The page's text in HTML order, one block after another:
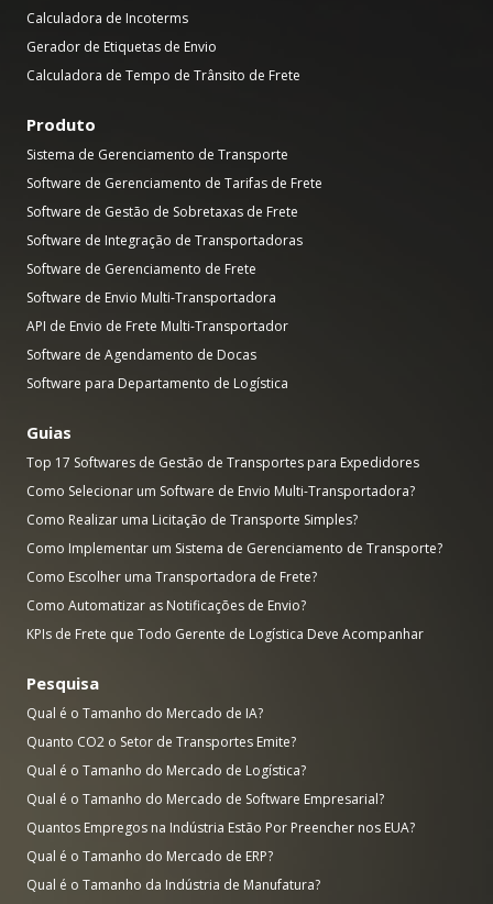
Calculadora de Incoterms
Gerador de Etiquetas de Envio
Calculadora de Tempo de Trânsito de Frete
Produto
Sistema de Gerenciamento de Transporte
Software de Gerenciamento de Tarifas de Frete
Software de Gestão de Sobretaxas de Frete
Software de Integração de Transportadoras
Software de Gerenciamento de Frete
Software de Envio Multi-Transportadora
API de Envio de Frete Multi-Transportador
Software de Agendamento de Docas
Software para Departamento de Logística
Guias
Top 17 Softwares de Gestão de Transportes para Expedidores
Como Selecionar um Software de Envio Multi-Transportadora?
Como Realizar uma Licitação de Transporte Simples?
Como Implementar um Sistema de Gerenciamento de Transporte?
Como Escolher uma Transportadora de Frete?
Como Automatizar as Notificações de Envio?
KPIs de Frete que Todo Gerente de Logística Deve Acompanhar
Pesquisa
Qual é o Tamanho do Mercado de IA?
Quanto CO2 o Setor de Transportes Emite?
Qual é o Tamanho do Mercado de Logística?
Qual é o Tamanho do Mercado de Software Empresarial?
Quantos Empregos na Indústria Estão Por Preencher nos EUA?
Qual é o Tamanho do Mercado de ERP?
Qual é o Tamanho da Indústria de Manufatura?